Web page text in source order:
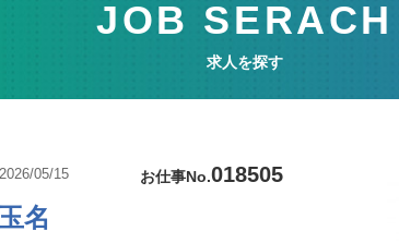
JOB SERACH
求人を探す
05/15 お仕事No.018505
名